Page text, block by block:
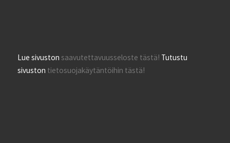
Lue sivustonsaavutettavuusseloste tästä! Tutustu
sivuston tietosuojakäytäntöihin tästä!